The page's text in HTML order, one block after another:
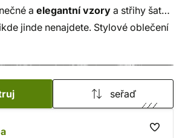
a elegantní vzory a střihy šatů
jinde nenajdete. Stylové oblečení
GOTS. Vyberte si z naší nabídky
sukní a mikinových šatů, které se
příležitost.
seřaď